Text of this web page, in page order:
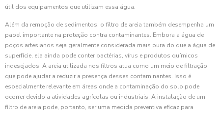
útil dos equipamentos que utilizam essa água.
Além da remoção de sedimentos, o filtro de areia também desempenha um
papel importante na proteção contra contaminantes. Embora a água de
poços artesianos seja geralmente considerada mais pura do que a água de
superfície, ela ainda pode conter bactérias, vírus e produtos químicos
indesejados. A areia utilizada nos filtros atua como um meio de filtração
que pode ajudar a reduzir a presença desses contaminantes. Isso é
especialmente relevante em áreas onde a contaminação do solo pode
ocorrer devido a atividades agrícolas ou industriais. A instalação de um
filtro de areia pode, portanto, ser uma medida preventiva eficaz para